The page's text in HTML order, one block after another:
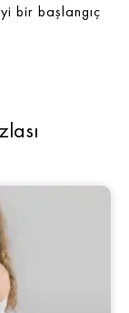
bir başlangıç